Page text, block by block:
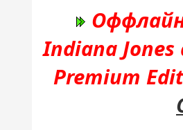
Indiana
Premium